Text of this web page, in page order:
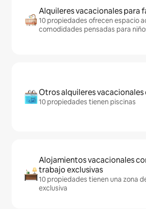
Alquileres vacacionales para
10 propiedades ofrecen espacio
comodidades pensadas para
Otros alquileres vacacionales
10 propiedades tienen piscinas
Alojamientos vacacionales
trabajo exclusivas
10 propiedades tienen una zona
exclusiva